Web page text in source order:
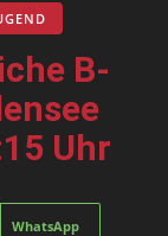
B-
Uhr
WhatsApp